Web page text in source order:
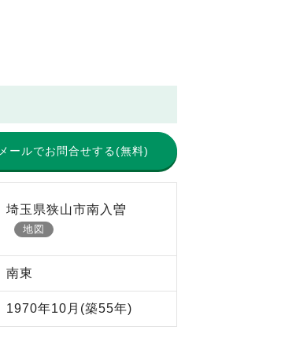
メールでお問合せする(無料)
埼玉県狭山市南入曽
地図
南東
1970年10月 (築55年)